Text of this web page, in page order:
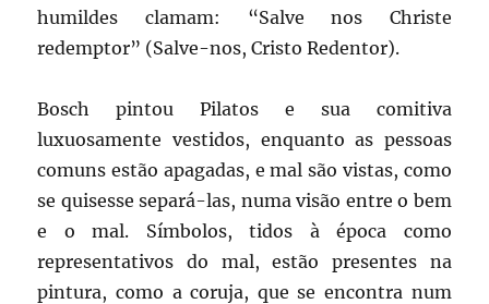
humildes clamam: “Salve nos Christe
redemptor” (Salve-nos, Cristo Redentor).
Bosch pintou Pilatos e sua comitiva
luxuosamente vestidos, enquanto as pessoas
comuns estão apagadas, e mal são vistas, como
se quisesse separá-las, numa visão entre o bem
e o mal. Símbolos, tidos à época como
representativos do mal, estão presentes na
pintura, como a coruja, que se encontra num